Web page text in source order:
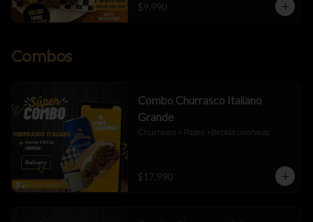
$9.990
Combos
Combo Churrasco Italiano
Grande
Churrasco + Papas +Bebida o cerveza
$17.990